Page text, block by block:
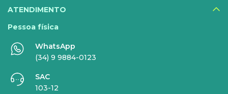
Veja todos serviços
EMPRESAS
INTERNET
ATENDIMENTO
Pessoa física
WhatsApp
(34) 9 9884-0123
SAC
103-12